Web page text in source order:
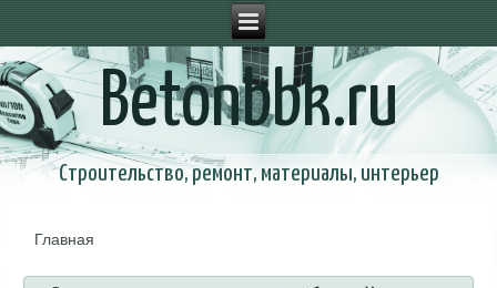
Betonbbk.ru
Строительство, ремонт, материалы, интерьер
Главная